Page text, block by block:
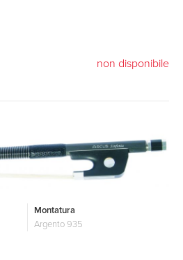
non disponibile
Montatura
Argento 935